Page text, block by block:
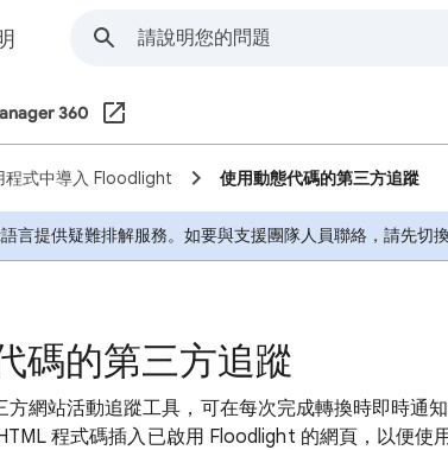
360
程式中導入 Floodlight 使用動態代碼的第三方追蹤
言提供疑難排解服務。如要與支援團隊人員聯絡，請先切
碼的第三方追蹤
方網站活動追蹤工具，可在每次完成轉換時即時通
程式碼插入已啟用 Floodlight 的網頁，以便使